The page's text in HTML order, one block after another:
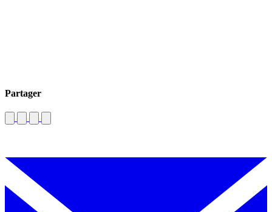
Partager